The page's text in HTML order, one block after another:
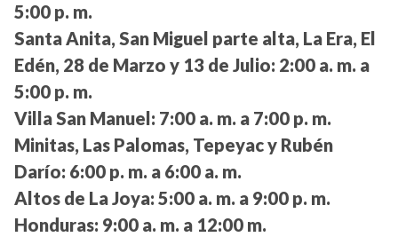
5:00 p. m.
Santa Anita, San Miguel parte alta, La Era, El
Edén, 28 de Marzo y 13 de Julio: 2:00 a. m. a
5:00 p. m.
Villa San Manuel: 7:00 a. m. a 7:00 p. m.
Minitas, Las Palomas, Tepeyac y Rubén
Darío: 6:00 p. m. a 6:00 a. m.
Altos de La Joya: 5:00 a. m. a 9:00 p. m.
Honduras: 9:00 a. m. a 12:00 m.